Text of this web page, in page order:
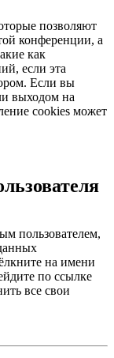
позволяют
конференции, а
как
если эта
Если вы
выходом на
cookies может
пользователем,
на имени
по ссылке
все свои